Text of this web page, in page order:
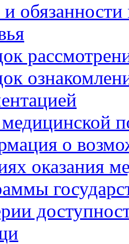
о
оказания